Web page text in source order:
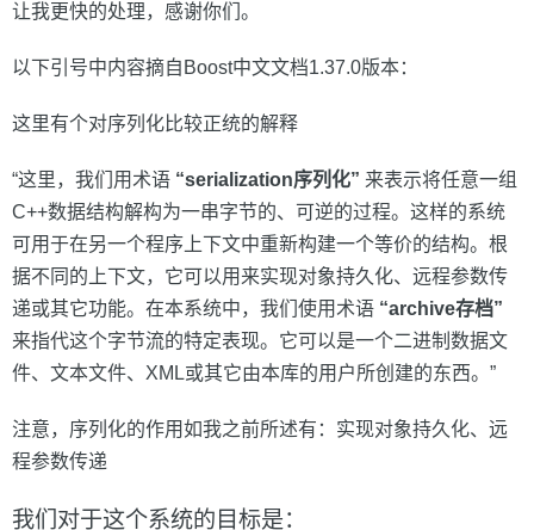
让我更快的处理，感谢你们。
以下引号中内容摘自Boost中文文档1.37.0版本：
这里有个对序列化比较正统的解释
“这里，我们用术语 “serialization序列化” 来表示将任意一组
C++数据结构解构为一串字节的、可逆的过程。这样的系统
可用于在另一个程序上下文中重新构建一个等价的结构。根
据不同的上下文，它可以用来实现对象持久化、远程参数传
递或其它功能。在本系统中，我们使用术语 “archive存档”
来指代这个字节流的特定表现。它可以是一个二进制数据文
件、文本文件、XML或其它由本库的用户所创建的东西。”
注意，序列化的作用如我之前所述有：实现对象持久化、远
程参数传递
我们对于这个系统的目标是：